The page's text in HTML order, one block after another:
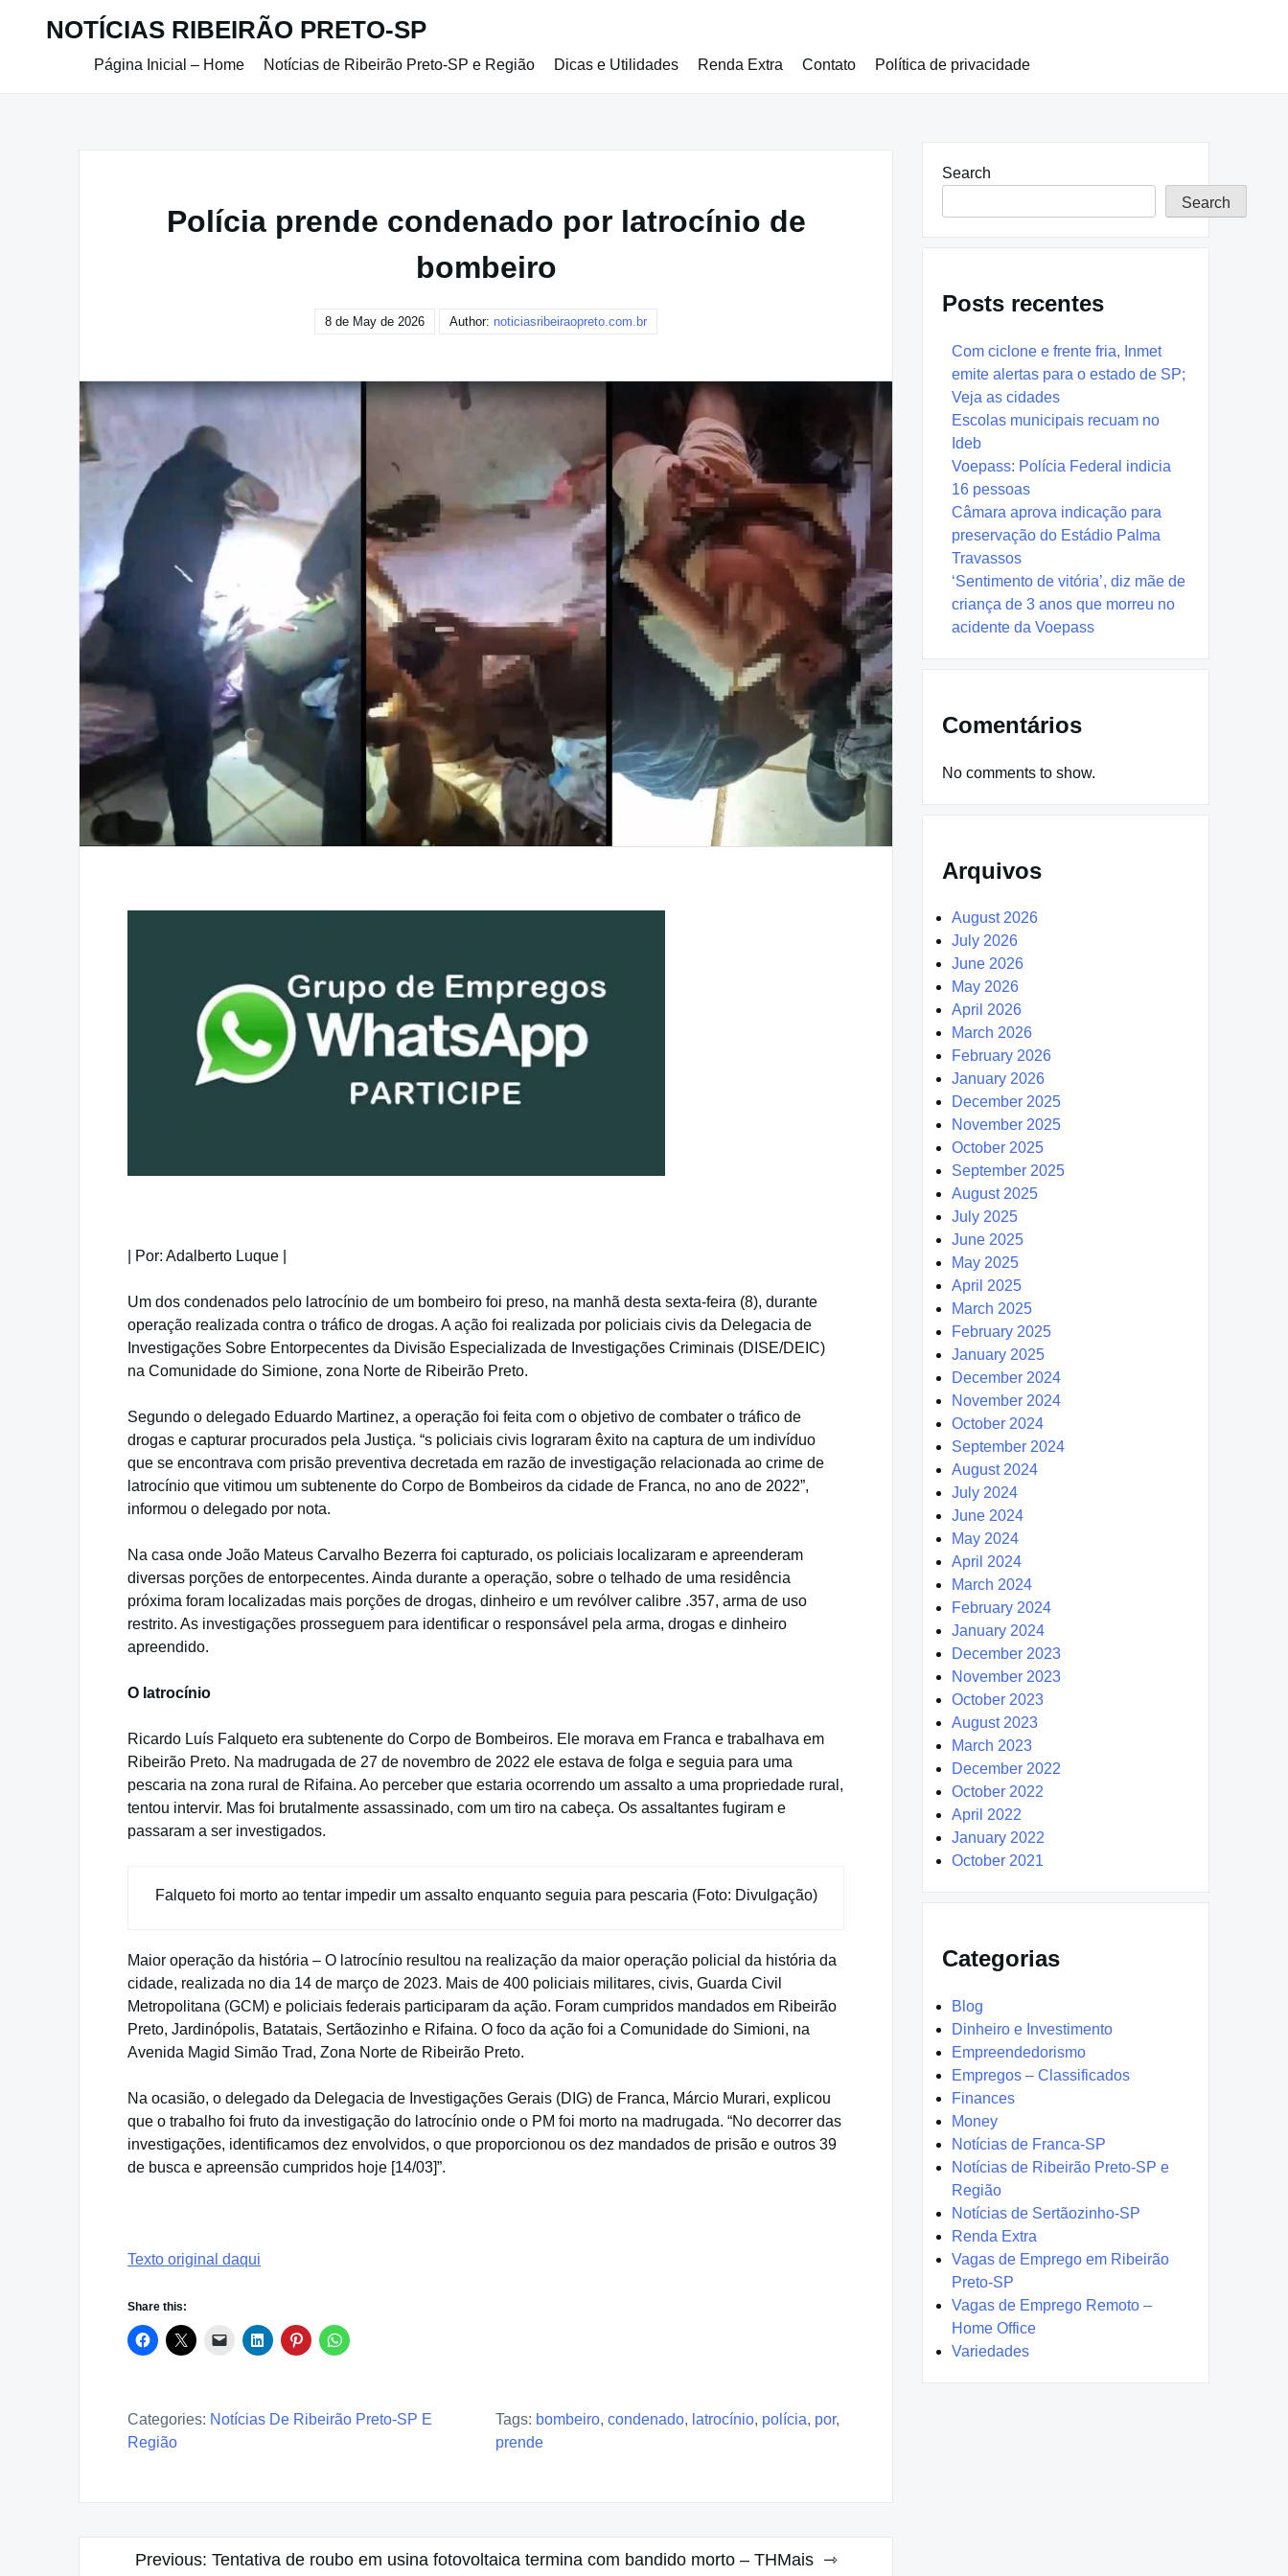
NOTÍCIAS RIBEIRÃO PRETO-SP
Página Inicial – Home Notícias de Ribeirão Preto-SP e Região Dicas e Utilidades Renda Extra Contato Política de privacidade
Polícia prende condenado por latrocínio de
bombeiro
8 de May de 2026 Author: noticiasribeiraopreto.com.br
| Por: Adalberto Luque |
Um dos condenados pelo latrocínio de um bombeiro foi preso, na manhã desta sexta-feira (8), durante
operação realizada contra o tráfico de drogas. A ação foi realizada por policiais civis da Delegacia de
Investigações Sobre Entorpecentes da Divisão Especializada de Investigações Criminais (DISE/DEIC)
na Comunidade do Simione, zona Norte de Ribeirão Preto.
Segundo o delegado Eduardo Martinez, a operação foi feita com o objetivo de combater o tráfico de
drogas e capturar procurados pela Justiça. “s policiais civis lograram êxito na captura de um indivíduo
que se encontrava com prisão preventiva decretada em razão de investigação relacionada ao crime de
latrocínio que vitimou um subtenente do Corpo de Bombeiros da cidade de Franca, no ano de 2022”,
informou o delegado por nota.
Na casa onde João Mateus Carvalho Bezerra foi capturado, os policiais localizaram e apreenderam
diversas porções de entorpecentes. Ainda durante a operação, sobre o telhado de uma residência
próxima foram localizadas mais porções de drogas, dinheiro e um revólver calibre .357, arma de uso
restrito. As investigações prosseguem para identificar o responsável pela arma, drogas e dinheiro
apreendido.
O latrocínio
Ricardo Luís Falqueto era subtenente do Corpo de Bombeiros. Ele morava em Franca e trabalhava em
Ribeirão Preto. Na madrugada de 27 de novembro de 2022 ele estava de folga e seguia para uma
pescaria na zona rural de Rifaina. Ao perceber que estaria ocorrendo um assalto a uma propriedade rural,
tentou intervir. Mas foi brutalmente assassinado, com um tiro na cabeça. Os assaltantes fugiram e
passaram a ser investigados.
Falqueto foi morto ao tentar impedir um assalto enquanto seguia para pescaria (Foto: Divulgação)
Maior operação da história – O latrocínio resultou na realização da maior operação policial da história da
cidade, realizada no dia 14 de março de 2023. Mais de 400 policiais militares, civis, Guarda Civil
Metropolitana (GCM) e policiais federais participaram da ação. Foram cumpridos mandados em Ribeirão
Preto, Jardinópolis, Batatais, Sertãozinho e Rifaina. O foco da ação foi a Comunidade do Simioni, na
Avenida Magid Simão Trad, Zona Norte de Ribeirão Preto.
Na ocasião, o delegado da Delegacia de Investigações Gerais (DIG) de Franca, Márcio Murari, explicou
que o trabalho foi fruto da investigação do latrocínio onde o PM foi morto na madrugada. “No decorrer das
investigações, identificamos dez envolvidos, o que proporcionou os dez mandados de prisão e outros 39
de busca e apreensão cumpridos hoje [14/03]”.
Texto original daqui
Share this:
Categories: Notícias De Ribeirão Preto-SP E
Região
Tags: bombeiro, condenado, latrocínio, polícia, por,
prende
Previous: Tentativa de roubo em usina fotovoltaica termina com bandido morto – THMais
Search
Search
Posts recentes
Com ciclone e frente fria, Inmet
emite alertas para o estado de SP;
Veja as cidades
Escolas municipais recuam no
Ideb
Voepass: Polícia Federal indicia
16 pessoas
Câmara aprova indicação para
preservação do Estádio Palma
Travassos
‘Sentimento de vitória’, diz mãe de
criança de 3 anos que morreu no
acidente da Voepass
Comentários
No comments to show.
Arquivos
August 2026
July 2026
June 2026
May 2026
April 2026
March 2026
February 2026
January 2026
December 2025
November 2025
October 2025
September 2025
August 2025
July 2025
June 2025
May 2025
April 2025
March 2025
February 2025
January 2025
December 2024
November 2024
October 2024
September 2024
August 2024
July 2024
June 2024
May 2024
April 2024
March 2024
February 2024
January 2024
December 2023
November 2023
October 2023
August 2023
March 2023
December 2022
October 2022
April 2022
January 2022
October 2021
Categorias
Blog
Dinheiro e Investimento
Empreendedorismo
Empregos – Classificados
Finances
Money
Notícias de Franca-SP
Notícias de Ribeirão Preto-SP e
Região
Notícias de Sertãozinho-SP
Renda Extra
Vagas de Emprego em Ribeirão
Preto-SP
Vagas de Emprego Remoto –
Home Office
Variedades